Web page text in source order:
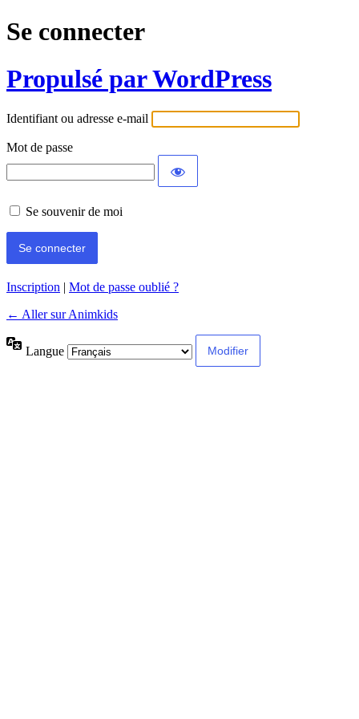
Se connecter
Propulsé par WordPress
Identifiant ou adresse e-mail
Mot de passe
Se souvenir de moi
Inscription | Mot de passe oublié ?
← Aller sur Animkids
Langue